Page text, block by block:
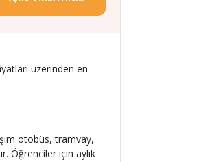
üzerinden en
otobüs, tramvay,
Öğrenciler için aylık